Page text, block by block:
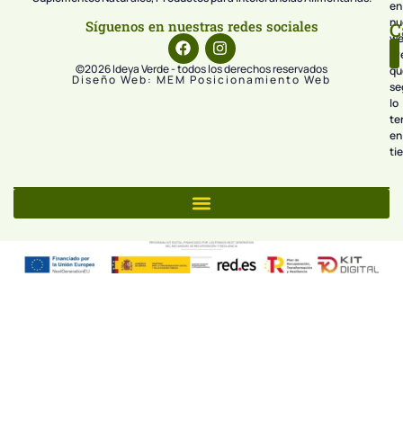
Síguenos en nuestras redes sociales
©2026 Ideya Verde - todos los derechos reservados
Diseño Web: MEM Posicionamiento Web
en
lo
en